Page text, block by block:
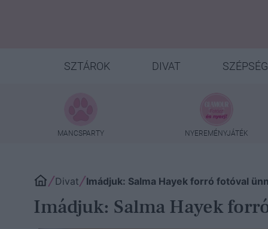
SZTÁROK DIVAT SZÉPSÉG
MANCSPARTY NYEREMÉNYJÁTÉK
Divat Imádjuk: Salma Hayek forró fotóval
Imádjuk: Salma Hayek